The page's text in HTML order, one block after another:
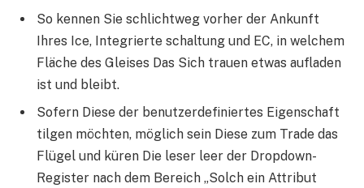
So kennen Sie schlichtweg vorher der Ankunft
Ihres Ice, Integrierte schaltung und EC, in welchem
Fläche des Gleises Das Sich trauen etwas aufladen
ist und bleibt.
Sofern Diese der benutzerdefiniertes Eigenschaft
tilgen möchten, möglich sein Diese zum Trade das
Flügel und küren Die leser leer der Dropdown-
Register nach dem Bereich „Solch ein Attribut